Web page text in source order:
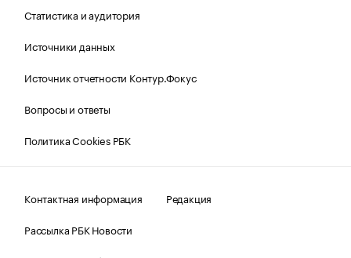
Статистика и аудитория
Источники данных
Источник отчетности Контур.Фокус
Вопросы и ответы
Политика Cookies РБК
Контактная информация
Редакция
Рассылка РБК Новости